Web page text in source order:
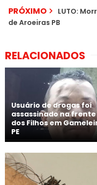
PRÓXIMO
LUTO:
de Aroeiras PB
RELACIONADOS
Usuário de drogas foi
assassinado na frente
dos Filhos em
PE